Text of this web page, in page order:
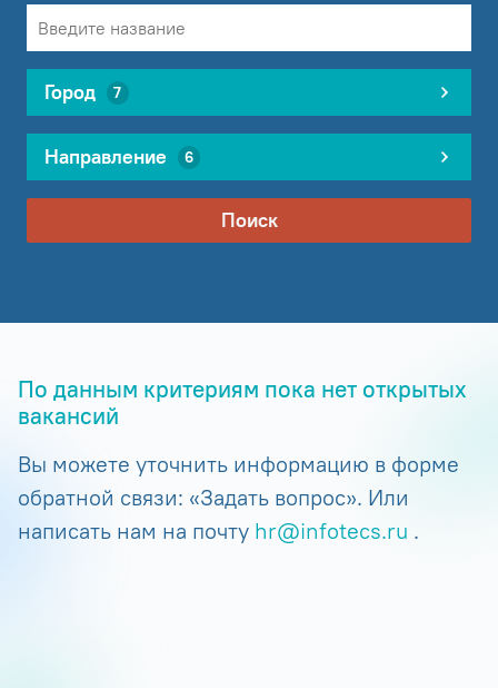
Город 7
Направление 6
Поиск
По данным критериям пока нет открытых
вакансий
Вы можете уточнить информацию в форме
обратной связи: «Задать вопрос». Или
написать нам на почту hr@infotecs.ru .